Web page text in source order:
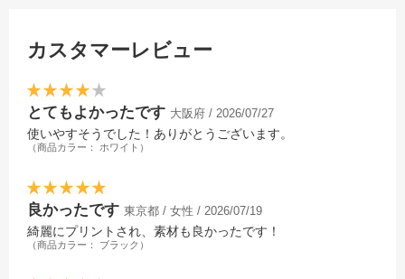
カスタマーレビュー
とてもよかったです 大阪府 / 2026/07/27
使いやすそうでした！ありがとうございます。
（商品カラー： ホワイト）
良かったです 東京都 / 女性 / 2026/07/19
綺麗にプリントされ、素材も良かったです！
（商品カラー： ブラック）